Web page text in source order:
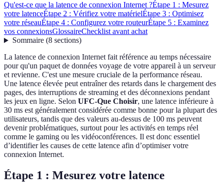
Qu'est-ce que la latence de connexion Internet ?Étape 1 : Mesurez
votre latenceÉtape 2 : Vérifiez votre matérielÉtape 3 : Optimisez
votre réseauÉtape 4 : Configurez votre routeurÉtape 5 : Examinez
vos connexionsGlossaireChecklist avant achat
Sommaire(8 sections)
La latence de connexion Internet fait référence au temps nécessaire
pour qu'un paquet de données voyage de votre appareil à un serveur
et revienne. C'est une mesure cruciale de la performance réseau.
Une latence élevée peut entraîner des retards dans le chargement des
pages, des interruptions de streaming et des déconnexions pendant
les jeux en ligne. Selon UFC-Que Choisir, une latence inférieure à
30 ms est généralement considérée comme bonne pour la plupart des
utilisateurs, tandis que des valeurs au-dessus de 100 ms peuvent
devenir problématiques, surtout pour les activités en temps réel
comme le gaming ou les vidéoconférences. Il est donc essentiel
d’identifier les causes de cette latence afin d’optimiser votre
connexion Internet.
Étape 1 : Mesurez votre latence